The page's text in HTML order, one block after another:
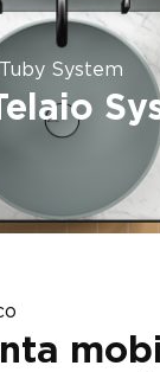
Tuby System